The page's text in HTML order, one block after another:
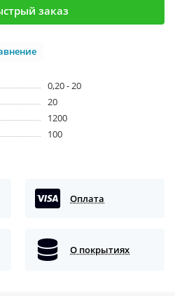
заказ
0,20 - 20
20
1200
100
Оплата
О покрытиях